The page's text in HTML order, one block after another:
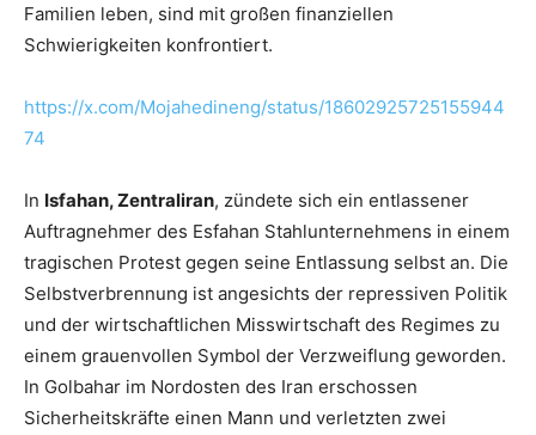
Familien leben, sind mit großen finanziellen
Schwierigkeiten konfrontiert.
https://x.com/Mojahedineng/status/18602925725155944
74
In Isfahan, Zentraliran, zündete sich ein entlassener
Auftragnehmer des Esfahan Stahlunternehmens in einem
tragischen Protest gegen seine Entlassung selbst an. Die
Selbstverbrennung ist angesichts der repressiven Politik
und der wirtschaftlichen Misswirtschaft des Regimes zu
einem grauenvollen Symbol der Verzweiflung geworden.
In Golbahar im Nordosten des Iran erschossen
Sicherheitskräfte einen Mann und verletzten zwei